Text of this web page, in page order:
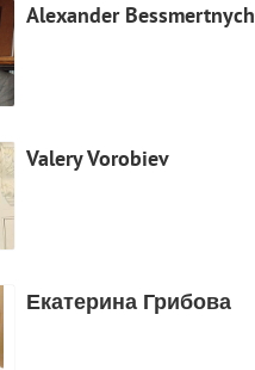
Alexander Bessmertnych
Valery Vorobiev
Екатерина Грибова